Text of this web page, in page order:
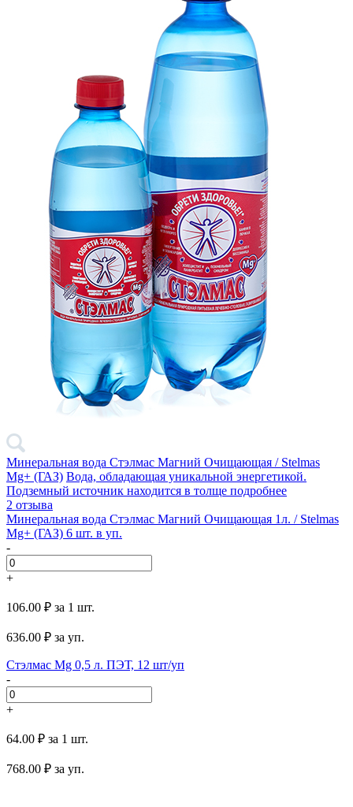
Минеральная вода Стэлмас Магний Очищающая / Stelmas
Mg+ (ГАЗ) Вода, обладающая уникальной энергетикой.
Подземный источник находится в толще подробнее
2 отзыва
Минеральная вода Стэлмас Магний Очищающая 1л. / Stelmas
Mg+ (ГАЗ) 6 шт. в уп.
-
+
106.00 ₽ за 1 шт.
636.00 ₽ за уп.
Стэлмас Mg 0,5 л. ПЭТ, 12 шт/уп
-
+
64.00 ₽ за 1 шт.
768.00 ₽ за уп.